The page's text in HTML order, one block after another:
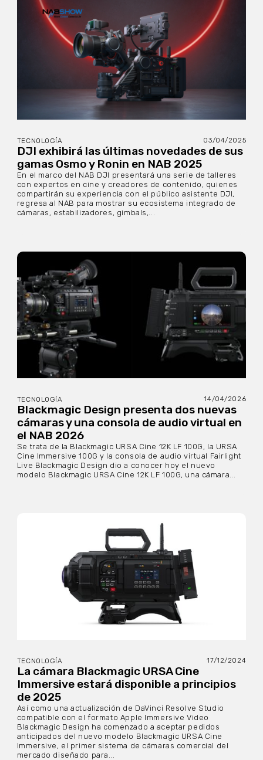
TECNOLOGÍA 03/04/2025
DJI exhibirá las últimas novedades de sus
gamas Osmo y Ronin en NAB 2025
En el marco del NAB DJI presentará una serie de talleres
con expertos en cine y creadores de contenido, quienes
compartirán su experiencia con el público asistente DJI,
regresa al NAB para mostrar su ecosistema integrado de
cámaras, estabilizadores, gimbals,...
TECNOLOGÍA 14/04/2026
Blackmagic Design presenta dos nuevas
cámaras y una consola de audio virtual en
el NAB 2026
Se trata de la Blackmagic URSA Cine 12K LF 100G, la URSA
Cine Immersive 100G y la consola de audio virtual Fairlight
Live Blackmagic Design dio a conocer hoy el nuevo
modelo Blackmagic URSA Cine 12K LF 100G, una cámara...
TECNOLOGÍA 17/12/2024
La cámara Blackmagic URSA Cine
Immersive estará disponible a principios
de 2025
Así como una actualización de DaVinci Resolve Studio
compatible con el formato Apple Immersive Video
Blackmagic Design ha comenzado a aceptar pedidos
anticipados del nuevo modelo Blackmagic URSA Cine
Immersive, el primer sistema de cámaras comercial del
mercado diseñado para...